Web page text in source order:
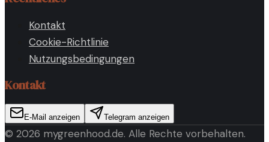
Kontakt
Cookie-Richtlinie
Nutzungsbedingungen
Kontakt
E-Mail anzeigen Telegram anzeigen
© 2026 mygreenhood.de. Alle Rechte vorbehalten.